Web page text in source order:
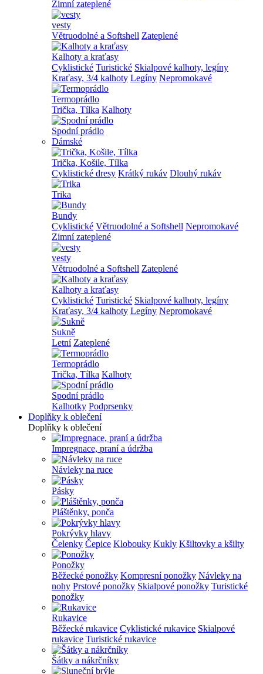
Zimní zateplené
vesty
Větruodolné a Softshell Zateplené
Kalhoty a kraťasy
Cyklistické Turistické Skialpové kalhoty, legíny
Kraťasy, 3/4 kalhoty Legíny Nepromokavé
Termoprádlo
Trička, Tílka Kalhoty
Spodní prádlo
Dámské
Trička, Košile, Tílka
Cyklistické dresy Krátký rukáv Dlouhý rukáv
Trika
Bundy
Cyklistické Větruodolné a Softshell Nepromokavé
Zimní zateplené
vesty
Větruodolné a Softshell Zateplené
Kalhoty a kraťasy
Cyklistické Turistické Skialpové kalhoty, legíny
Kraťasy, 3/4 kalhoty Legíny Nepromokavé
Sukně
Letní Zateplené
Termoprádlo
Trička, Tílka Kalhoty
Spodní prádlo
Kalhotky Podprsenky
Doplňky k oblečení
Doplňky k oblečení
Impregnace, praní a údržba
Návleky na ruce
Pásky
Pláštěnky, ponča
Pokrývky hlavy
Čelenky Čepice Klobouky Kukly Kšiltovky a kšilty
Ponožky
Běžecké ponožky Kompresní ponožky Návleky na
nohy Prstové ponožky Skialpové ponožky Turistické
ponožky
Rukavice
Běžecké rukavice Cyklistické rukavice Skialpové
rukavice Turistické rukavice
Šátky a nákrčníky